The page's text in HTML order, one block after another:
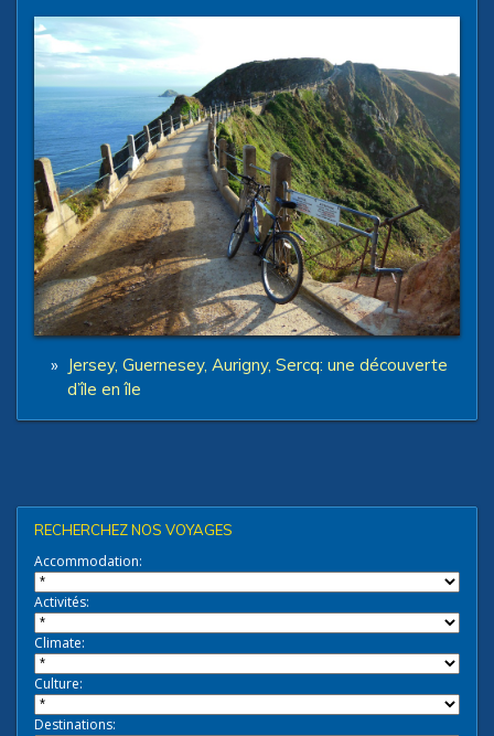
» Jersey, Guernesey, Aurigny, Sercq: une découverte
d’île en île
RECHERCHEZ NOS VOYAGES
Accommodation:
Activités:
Climate:
Culture:
Destinations: